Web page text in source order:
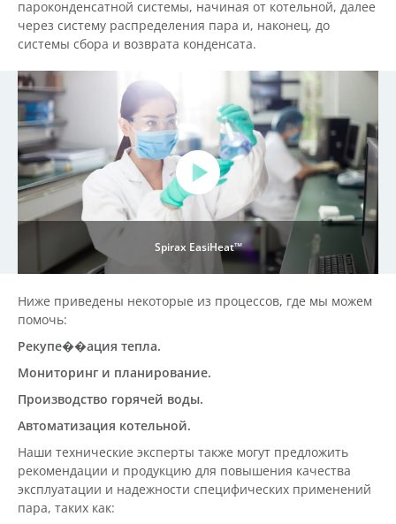
пароконденсатной системы, начиная от котельной, далее
через систему распределения пара и, наконец, до
системы сбора и возврата конденсата.
Spirax EasiHeat™
Ниже приведены некоторые из процессов, где мы можем
помочь:
Рекупе��ация тепла.
Мониторинг и планирование.
Производство горячей воды.
Автоматизация котельной.
Наши технические эксперты также могут предложить
рекомендации и продукцию для повышения качества
эксплуатации и надежности специфических применений
пара, таких как: